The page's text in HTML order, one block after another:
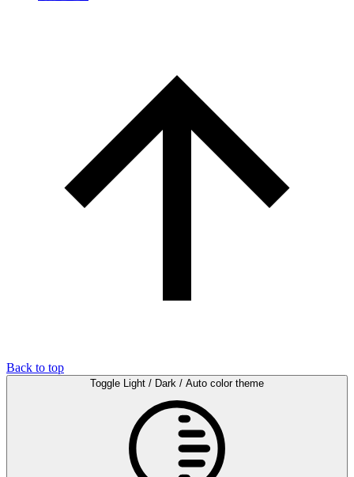
Back to top
Toggle Light / Dark / Auto color theme